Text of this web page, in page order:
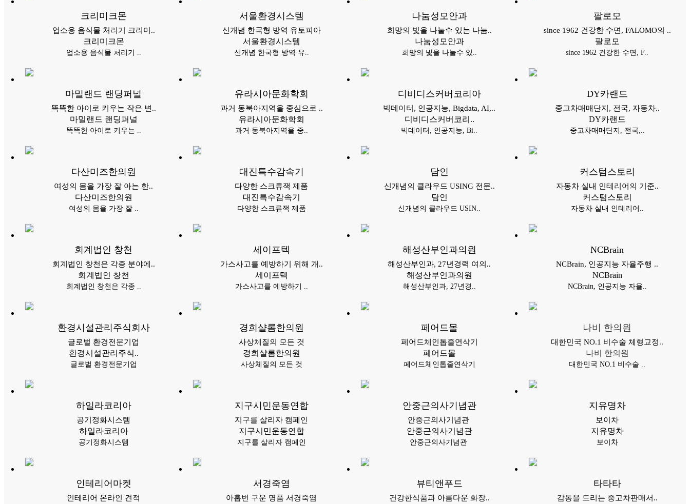
크리미크몬
업소용 음식물 처리기 크리미..
크리미크몬
업소용 음식물 처리기 ..
서울환경시스템
신개념 한국형 방역 유토피아
서울환경시스템
신개념 한국형 방역 유..
나눔성모안과
희망의 빛을 나눌수 있는 나눔..
나눔성모안과
희망의 빛을 나눌수 있..
팔로모
since 1962 건강한 수면, FALOMO의 ..
팔로모
since 1962 건강한 수면, F..
마밀랜드 랜딩퍼널
똑똑한 아이로 키우는 작은 변..
마밀랜드 랜딩퍼널
똑똑한 아이로 키우는 ..
유라시아문화학회
과거 동북아지역을 중심으로 ..
유라시아문화학회
과거 동북아지역을 중..
디비디스커버코리아
빅데이터, 인공지능, Bigdata, AI,..
디비디스커버코리..
빅데이터, 인공지능, Bi..
DY카랜드
중고차매매단지, 전국, 자동차..
DY카랜드
중고차매매단지, 전국,..
다산미즈한의원
여성의 몸을 가장 잘 아는 한..
다산미즈한의원
여성의 몸을 가장 잘 ..
대진특수감속기
다양한 스크류잭 제품
대진특수감속기
다양한 스크류잭 제품
담인
신개념의 클라우드 USING 전문..
담인
신개념의 클라우드 USIN..
커스텀스토리
자동차 실내 인테리어의 기준..
커스텀스토리
자동차 실내 인테리어..
회계법인 창천
회계법인 창천은 각종 분야에..
회계법인 창천
회계법인 창천은 각종 ..
세이프텍
가스사고를 예방하기 위해 개..
세이프텍
가스사고를 예방하기 ..
해성산부인과의원
해성산부인과, 27년경력 여의..
해성산부인과의원
해성산부인과, 27년경..
NCBrain
NCBrain, 인공지능 자율주행 ..
NCBrain
NCBrain, 인공지능 자율..
환경시설관리주식회사
글로벌 환경전문기업
환경시설관리주식..
글로벌 환경전문기업
경희샬롬한의원
​사상체질의 모든 것
경희샬롬한의원
​사상체질의 모든 것
페어드몰
페어드체인톱줄연삭기
페어드몰
페어드체인톱줄연삭기
나비 한의원
대한민국 NO.1 비수술 체형교정..
나비 한의원
대한민국 NO.1 비수술 ..
하일라코리아
공기정화시스템
하일라코리아
공기정화시스템
지구시민운동연합
지구를 살리자 캠페인
지구시민운동연합
지구를 살리자 캠페인
안중근의사기념관
안중근의사기념관
안중근의사기념관
안중근의사기념관
지유명차
보이차
지유명차
보이차
인테리어마켓
인테리어 온라인 견적
서경죽염
아홉번 구운 명품 서경죽염
뷰티앤푸드
건강한식품과 아름다운 화장..
타타타
감동을 드리는 중고차판매서..